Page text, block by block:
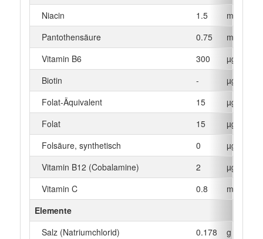
Niacin
1.5
mg
Pantothensäure
0.75
mg
Vitamin B6
300
µg
Biotin
-
µg
Folat-Äquivalent
15
µg
Folat
15
µg
Folsäure, synthetisch
0
µg
Vitamin B12 (Cobalamine)
2
µg
Vitamin C
0.8
mg
Elemente
Salz (Natriumchlorid)
0.178
g